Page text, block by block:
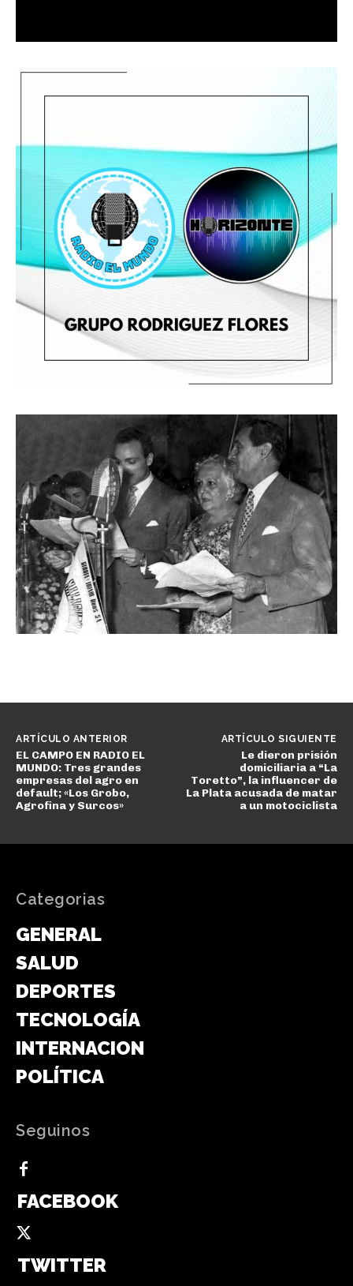
ARTÍCULO ANTERIOR
EL CAMPO EN RADIO EL
MUNDO: Tres grandes
empresas del agro en
default; «Los Grobo,
Agrofina y Surcos»
ARTÍCULO SIGUIENTE
Le dieron prisión
domiciliaria a “La
Toretto”, la influencer de
La Plata acusada de matar
a un motociclista
Categorias
GENERAL
SALUD
DEPORTES
TECNOLOGÍA
INTERNACIONAL
POLÍTICA
Seguinos
FACEBOOK
TWITTER